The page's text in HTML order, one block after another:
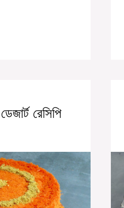
রেসিপি